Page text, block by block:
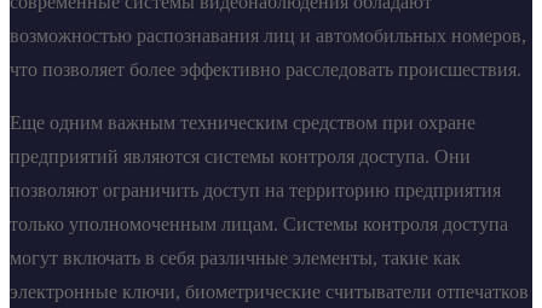
возможностью распознавания лиц и автомобильных номеров,
что позволяет более эффективно расследовать происшествия.
Еще одним важным техническим средством при охране
предприятий являются системы контроля доступа. Они
позволяют ограничить доступ на территорию предприятия
только уполномоченным лицам. Системы контроля доступа
могут включать в себя различные элементы, такие как
электронные ключи, биометрические считыватели отпечатков